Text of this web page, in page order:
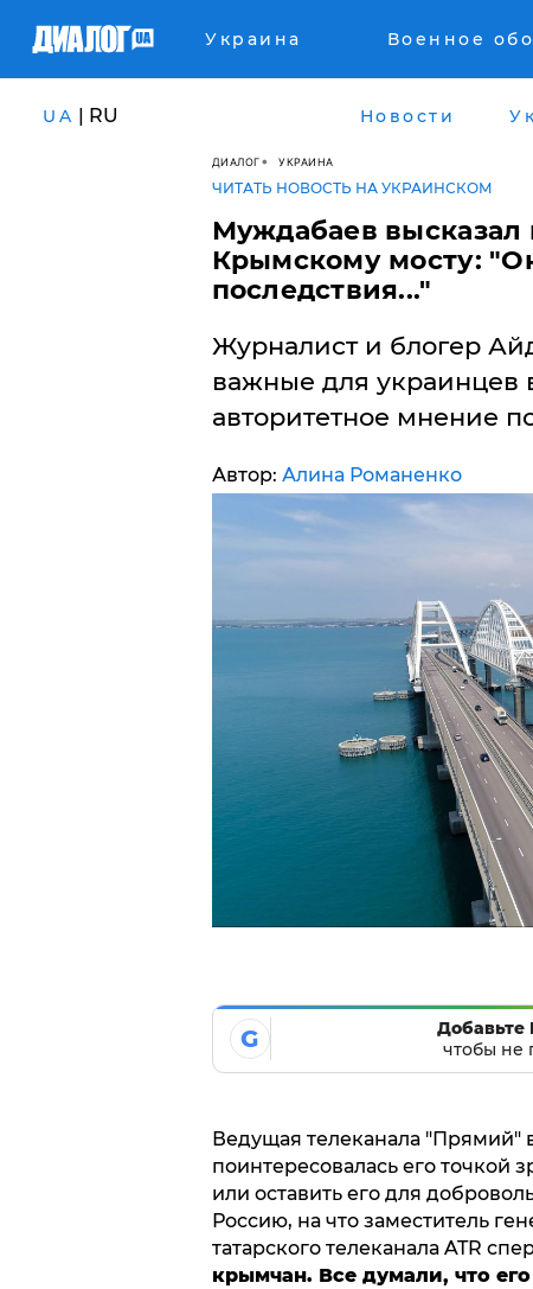
Украина Военное
UA | RU Новости
ДИАЛОГ УКРАИНА
ЧИТАТЬ НОВОСТЬ НА УКРАИНСКОМ
Муждабаев
Крымскому мосту:
последствия..."
Журналист и блогер
важные для украинцев
авторитетное мнение
Автор: Алина Романенко
G
Добавьте
чтобы не
Ведущая телеканала
поинтересовалась его точкой
или оставить его для
Россию, на что заместитель
татарского телеканала ATR
крымчан. Все думали, что